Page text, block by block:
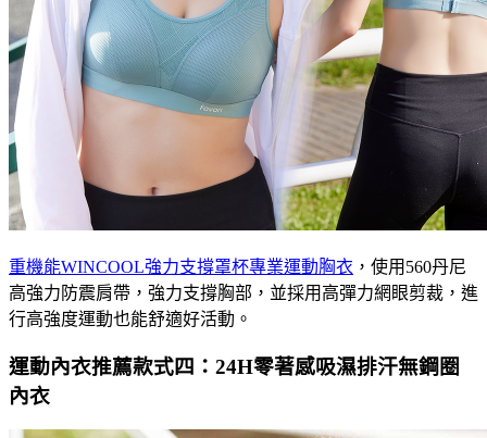
重機能WINCOOL強力支撐罩杯專業運動胸衣 ，使用560丹尼
高強力防震肩帶，強力支撐胸部，並採用高彈力網眼剪裁，進
行高強度運動也能舒適好活動。
運動內衣推薦款式四：24H零著感吸濕排汗無鋼圈
內衣